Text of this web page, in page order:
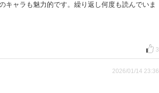
キャラも魅力的です。繰り返し何度も読んでいま
3
2026/01/14 23:36